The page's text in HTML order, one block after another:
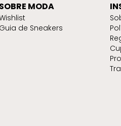
SOBRE MODA
Guia de Sneakers